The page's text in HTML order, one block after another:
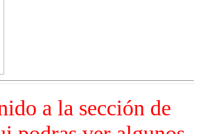
a la sección de